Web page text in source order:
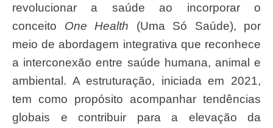
revolucionar a saúde ao incorporar o
conceito One Health (Uma Só Saúde), por
meio de abordagem integrativa que reconhece
a interconexão entre saúde humana, animal e
ambiental. A estruturação, iniciada em 2021,
tem como propósito acompanhar tendências
globais e contribuir para a elevação da